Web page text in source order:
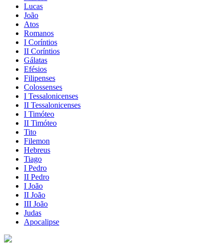
Lucas
João
Atos
Romanos
I Coríntios
II Coríntios
Gálatas
Efésios
Filipenses
Colossenses
I Tessalonicenses
II Tessalonicenses
I Timóteo
II Timóteo
Tito
Filemon
Hebreus
Tiago
I Pedro
II Pedro
I João
II João
III João
Judas
Apocalipse